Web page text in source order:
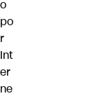
o
po
r
Int
er
ne